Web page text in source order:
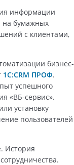
информации
на бумажных
с клиентами,
бизнес-
1С:CRM ПРОФ.
успешного
«ВБ-сервис».
установку
пользователей
История